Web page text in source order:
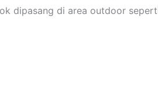
dipasang di area outdoor